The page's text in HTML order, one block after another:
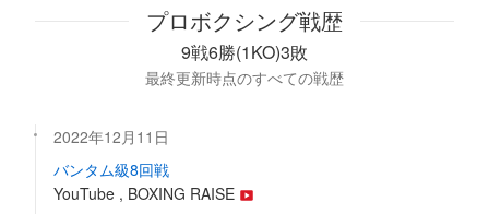
プロボクシング戦歴
9戦6勝(1KO)3敗
最終更新時点のすべての戦歴
2022年12月11日
バンタム級8回戦
YouTube , BOXING RAISE